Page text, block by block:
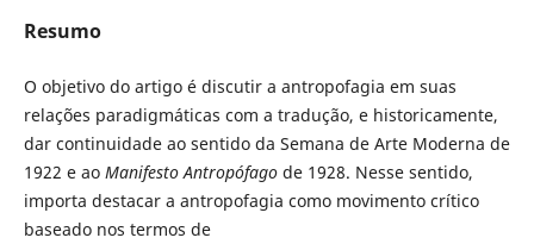
Resumo
O objetivo do artigo é discutir a antropofagia em suas
relações paradigmáticas com a tradução, e historicamente,
dar continuidade ao sentido da Semana de Arte Moderna de
1922 e ao Manifesto Antropófago de 1928. Nesse sentido,
importa destacar a antropofagia como movimento crítico
baseado nos termos de